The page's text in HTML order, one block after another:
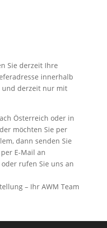
Sie derzeit Ihre
innerhalb
und derzeit nur mit
Österreich oder in
möchten Sie per
dann senden Sie
E-Mail an
rufen Sie uns an
– Ihr AWM Team